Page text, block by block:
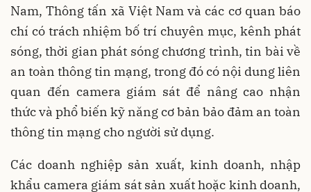
Nam, Thông tấn xã Việt Nam và các cơ quan báo
chí có trách nhiệm bố trí chuyên mục, kênh phát
sóng, thời gian phát sóng chương trình, tin bài về
an toàn thông tin mạng, trong đó có nội dung liên
quan đến camera giám sát để nâng cao nhận
thức và phổ biến kỹ năng cơ bản bảo đảm an toàn
thông tin mạng cho người sử dụng.
Các doanh nghiệp sản xuất, kinh doanh, nhập
khẩu camera giám sát sản xuất hoặc kinh doanh,